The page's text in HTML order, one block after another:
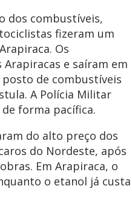
dos combustíveis,
fizeram um
Os
e saíram em
de combustíveis
A Polícia Militar
forma pacífica.
do alto preço dos
do Nordeste, após
Em Arapiraca, o
o etanol já custa